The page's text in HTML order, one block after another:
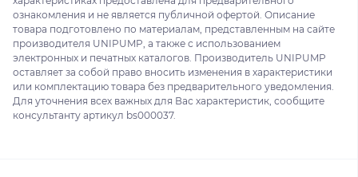
ознакомления и не является публичной офертой. Описание
товара подготовлено по материалам, представленным на сайте
производителя UNIPUMP, а также с использованием
электронных и печатных каталогов. Производитель UNIPUMP
оставляет за собой право вносить изменения в характеристики
или комплектацию товара без предварительного уведомления.
Для уточнения всех важных для Вас характеристик, сообщите
консультанту артикул bs000037.